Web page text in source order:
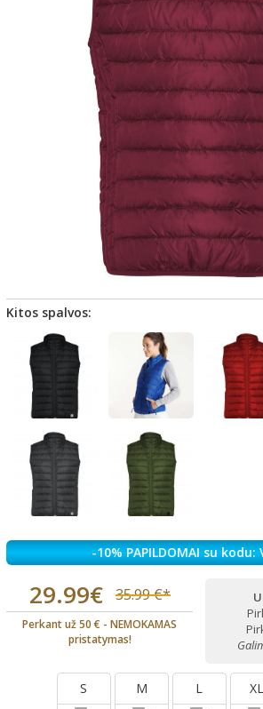
Kitos spalvos:
-10% PAPILDOMAI su kodu:
29.99€ 35.99 €*
Perkant už 50 € - NEMOKAMAS
pristatymas!
S M L XL